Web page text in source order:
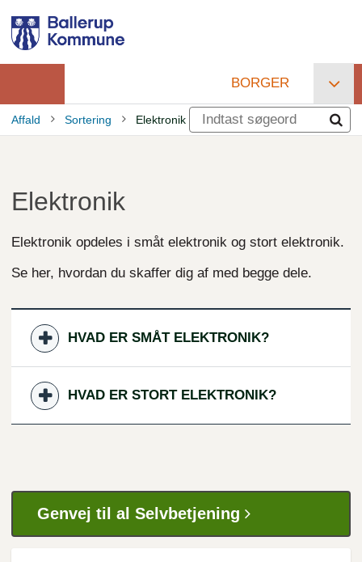
hovedindhold
Primær
navigation
BORGER
Affald Sortering Elektronik
Elektronik
Elektronik opdeles i småt elektronik og stort elektronik.
Se her, hvordan du skaffer dig af med begge dele.
HVAD ER SMÅT ELEKTRONIK?
HVAD ER STORT ELEKTRONIK?
Genvej til al Selvbetjening